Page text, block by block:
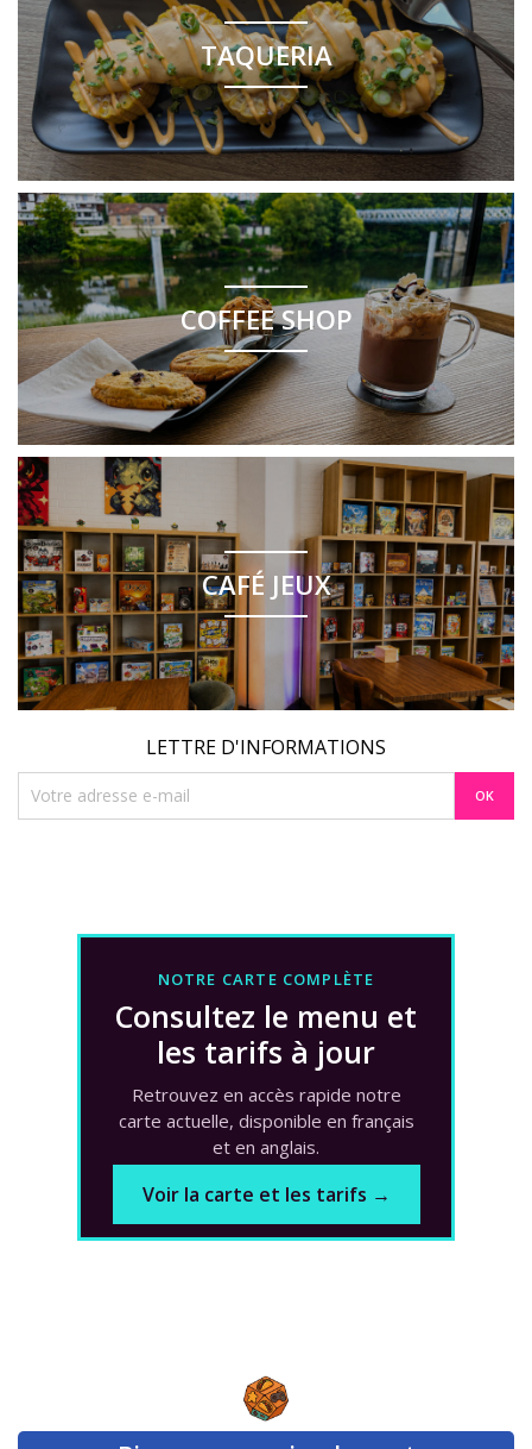
TAQUERIA
COFFEE SHOP
CAFÉ JEUX
LETTRE D'INFORMATIONS
NOTRE CARTE COMPLÈTE
Consultez le menu et
les tarifs à jour
Retrouvez en accès rapide notre
carte actuelle, disponible en français
et en anglais.
Voir la carte et les tarifs →